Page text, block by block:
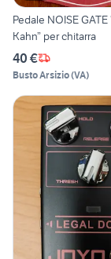
Pedale NOISE GATE
Kahn” per chitarra
40 €
Busto Arsizio(VA)